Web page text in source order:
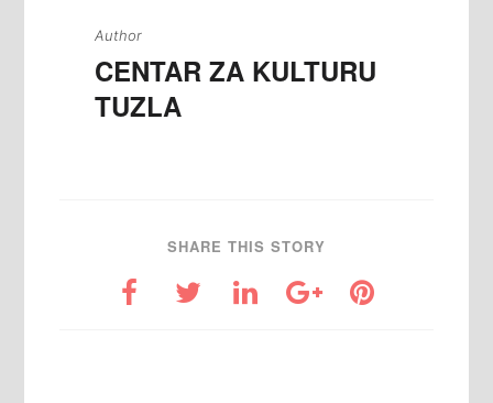
Author
CENTAR ZA KULTURU
TUZLA
SHARE THIS STORY